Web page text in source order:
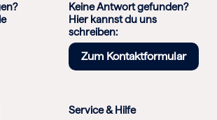
Keine Antwort gefunden?
Hier kannst du uns
schreiben:
Zum Kontaktformular
Service & Hilfe